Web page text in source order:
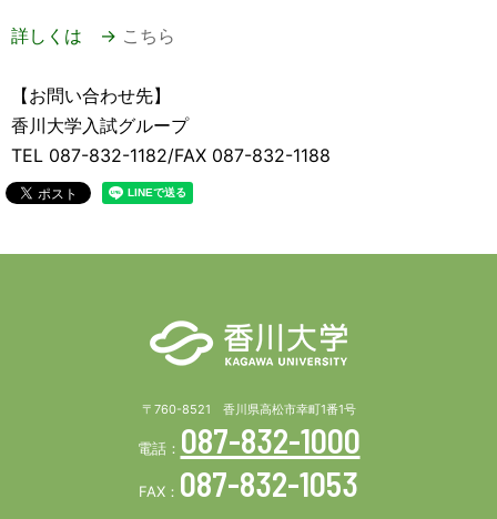
詳しくは → こちら
【お問い合わせ先】
香川大学入試グループ
TEL 087-832-1182/FAX 087-832-1188
〒760-8521 香川県高松市幸町1番1号
電話： 087-832-1000
FAX： 087-832-1053